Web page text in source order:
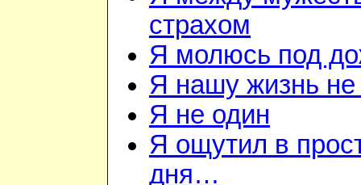
страхом
Я молюсь под
Я нашу жизнь
Я не один
Я ощутил в
дня…